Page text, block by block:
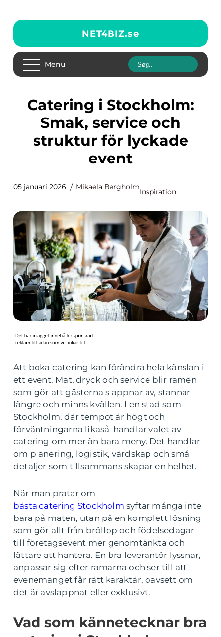
NET4BIZ.se
Menu
Catering i Stockholm:
Smak, service och
struktur för lyckade
event
05 januari 2026 Mikaela Bergholm
Inspiration
Att boka catering kan förändra hela känslan i
ett event. Mat, dryck och service blir ramen
som gör att gästerna slappnar av, stannar
längre och minns kvällen. I en stad som
Stockholm, där tempot är högt och
förväntningarna likaså, handlar valet av
catering om mer än bara meny. Det handlar
om planering, logistik, värdskap och små
detaljer som tillsammans skapar en helhet.
När man pratar om
bästa catering Stockholm syftar många inte
bara på maten, utan på en komplett lösning
som gör allt från bröllop och födelsedagar
till företagsevent mer genomtänkta och
lättare att hantera. En bra leverantör lyssnar,
anpassar sig efter ramarna och ser till att
evenemanget får rätt karaktär, oavsett om
det är avslappnat eller exklusivt.
Vad som kännetecknar bra